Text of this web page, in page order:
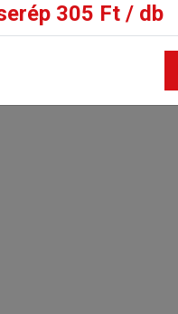
305 Ft / db